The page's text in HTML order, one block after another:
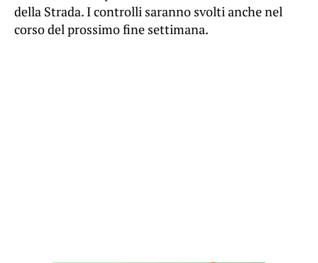
della Strada. I controlli saranno svolti anche nel
corso del prossimo fine settimana.